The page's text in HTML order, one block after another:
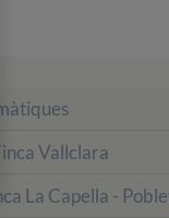
Vallclara
La Capella -